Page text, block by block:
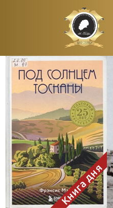
Здесь, в своем
итальянском доме, я вновь
испытала первичную
радость единения с
природой. Дом открыт
для бабочек, стрекоз, пчёл
или всех, кто пожелает
влететь в одно окно и
вылететь из другого. Едим
мы почти всегда во
дворе. Во мне настолько
возродился здравый
смысл моей матери -
умение наслаждаться
настоящим и не спешить, -
что даже нашлось время
отполировать до блеска
оконное стекло.
ЗаказатьКнига дня